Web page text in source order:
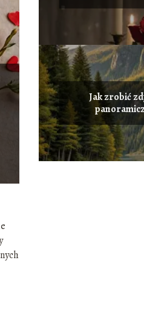
ujęć
Jak zrobić
smartfonem?
krajobraz w